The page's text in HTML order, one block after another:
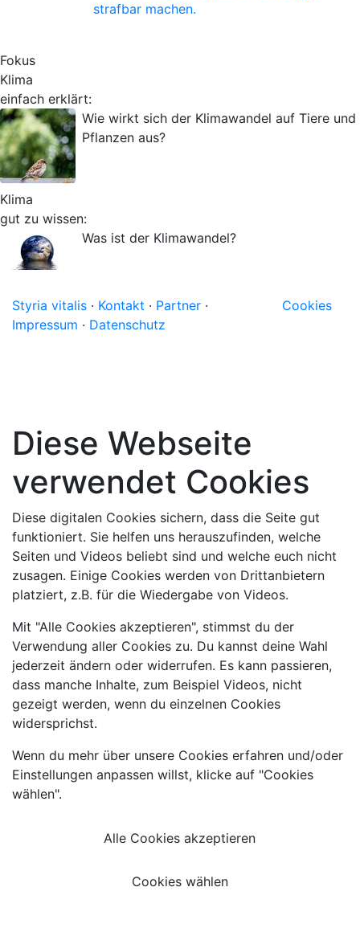
strafbar machen.
Fokus
Klima
einfach erklärt:
Wie wirkt sich der Klimawandel auf Tiere und
Pflanzen aus?
Klima
gut zu wissen:
Was ist der Klimawandel?
Styria vitalis · Kontakt · Partner ·
Impressum · Datenschutz
Cookies
Diese Webseite
verwendet Cookies
Diese digitalen Cookies sichern, dass die Seite gut
funktioniert. Sie helfen uns herauszufinden, welche
Seiten und Videos beliebt sind und welche euch nicht
zusagen. Einige Cookies werden von Drittanbietern
platziert, z.B. für die Wiedergabe von Videos.
Mit "Alle Cookies akzeptieren", stimmst du der
Verwendung aller Cookies zu. Du kannst deine Wahl
jederzeit ändern oder widerrufen. Es kann passieren,
dass manche Inhalte, zum Beispiel Videos, nicht
gezeigt werden, wenn du einzelnen Cookies
widersprichst.
Wenn du mehr über unsere Cookies erfahren und/oder
Einstellungen anpassen willst, klicke auf "Cookies
wählen".
Alle Cookies akzeptieren
Cookies wählen